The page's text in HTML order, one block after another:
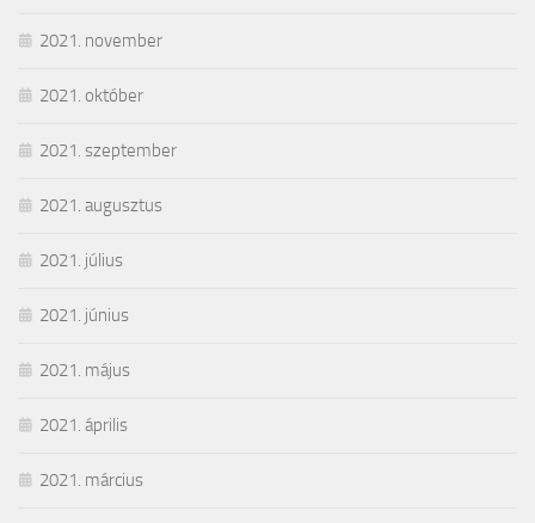
2021. november
2021. október
2021. szeptember
2021. augusztus
2021. július
2021. június
2021. május
2021. április
2021. március